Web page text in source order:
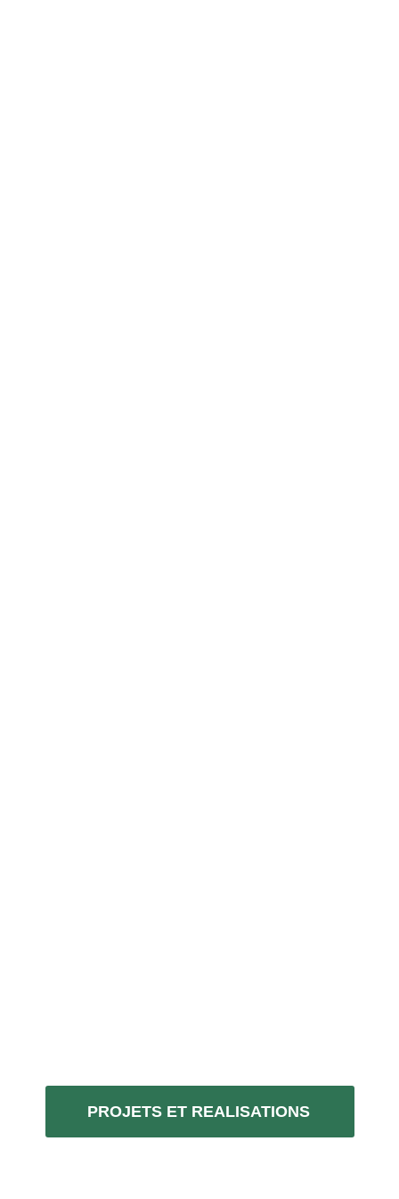
PROJETS ET REALISATIONS